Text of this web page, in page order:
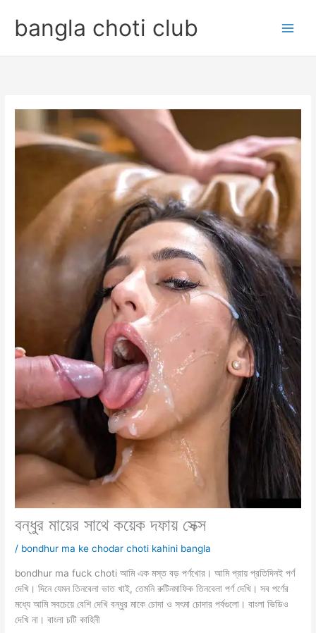
contentbangla choti club
বন্ধুর মায়ের সাথে কয়েক দফায় সেক্স
/ bondhur ma ke chodar choti kahini bangla
bondhur ma fuck choti আমি এক মস্ত বড় পর্ণখোর। আমি প্রায় প্রতিদিনই পর্ণ
দেখি। দিনে যেমন তিনবেলা ভাত খাই, তেমনি রুটিনমাফিক তিনবেলা পর্ণ দেখি। সব পর্ণের
মধ্যে আমি সবচেয়ে বেশি দেখি বন্ধুর মাকে চোদা ও সৎমা চোদার পর্বগুলো। বাংলা ভিডিও
দেখি না। বাংলা চটি কাহিনী